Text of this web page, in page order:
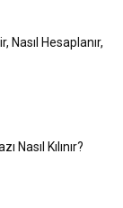
Nasıl Hesaplanır,
Nasıl Kılınır?